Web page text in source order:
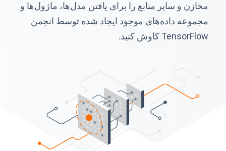
مخازن و سایر منابع را برای یافتن مدل‌ها، ماژول‌ها و
مجموعه داده‌های موجود ایجاد شده توسط انجمن
TensorFlow کاوش کنید.